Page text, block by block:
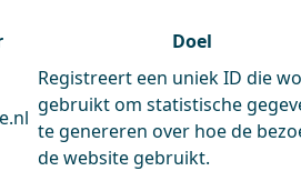
Doel
Registreert een uniek ID die
gebruikt om statistische
te genereren over hoe de
de website gebruikt.